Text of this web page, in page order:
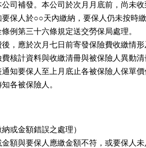
司補發。本公司於次月月底前，尚未
保人於○○天內繳納，要保人仍未按時
例第三十六條規定送交勞保局處理。
，應於次月七日前寄發保險費收繳情
費核計資料與收繳清冊與被保險人異動
知要保人至上月底止各被保險人保單
各被保險人。
或金額錯誤之處理）
額與要保人應繳金額不符，或要保人